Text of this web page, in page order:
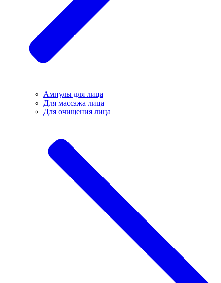
Ампулы для лица
Для массажа лица
Для очищения лица